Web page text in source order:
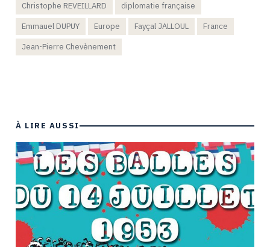
Christophe REVEILLARD
diplomatie française
Emmauel DUPUY
Europe Fayçal JALLOUL
France
Jean-Pierre Chevènement
À LIRE AUSSI